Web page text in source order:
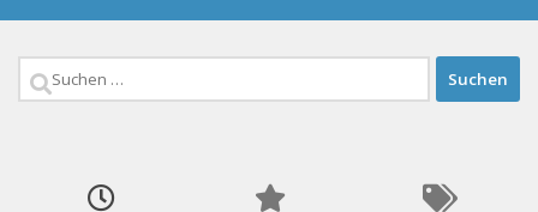
Suchen